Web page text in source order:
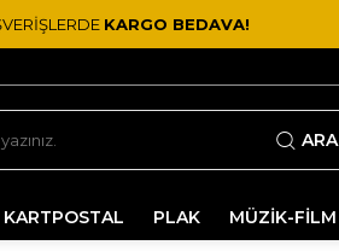
KARGO BEDAVA!
ARA
KARTPOSTAL PLAK MÜZİK-FİLM